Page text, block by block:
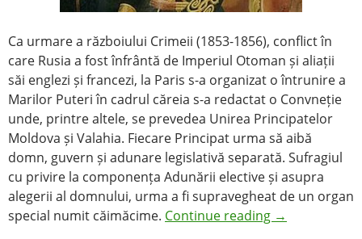
Ca urmare a războiului Crimeii (1853-1856), conflict în
care Rusia a fost înfrântă de Imperiul Otoman și aliații
săi englezi și francezi, la Paris s-a organizat o întrunire a
Marilor Puteri în cadrul căreia s-a redactat o Convneție
unde, printre altele, se prevedea Unirea Principatelor
Moldova și Valahia. Fiecare Principat urma să aibă
domn, guvern și adunare legislativă separată. Sufragiul
cu privire la componența Adunării elective și asupra
alegerii al domnului, urma a fi supravegheat de un organ
special numit căimăcime. Continue reading →